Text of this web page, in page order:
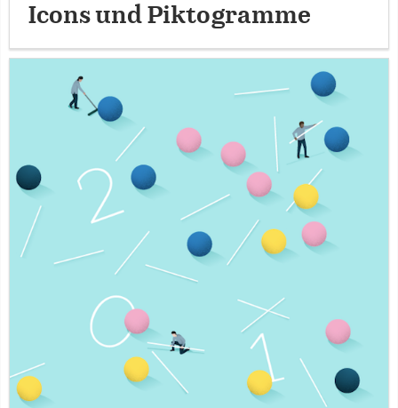
Icons und Piktogramme